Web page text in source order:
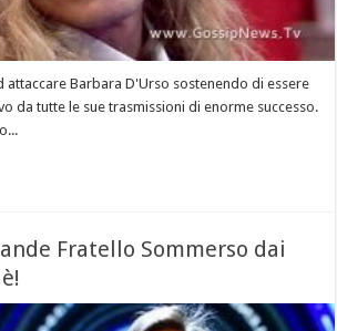
attaccare Barbara D'Urso sostenendo di essere
da tutte le sue trasmissioni di enorme successo.
Fratello Sommerso dai